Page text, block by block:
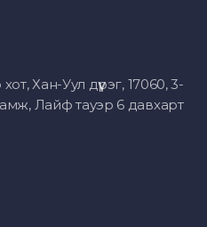
Хан-Уул дүүрэг, 17060, 3-
Лайф тауэр 6 давхарт